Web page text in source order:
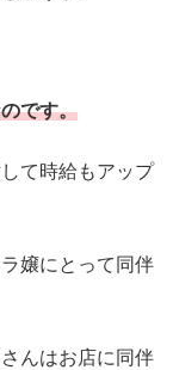
です。
て時給もアップ
嬢にとって同伴
んはお店に同伴